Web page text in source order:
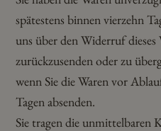
spätestens binnen vierzehn
uns über den Widerruf
zurückzusenden oder zu
wenn Sie die Waren vor
Tagen absenden.
Sie tragen die unmittelbaren